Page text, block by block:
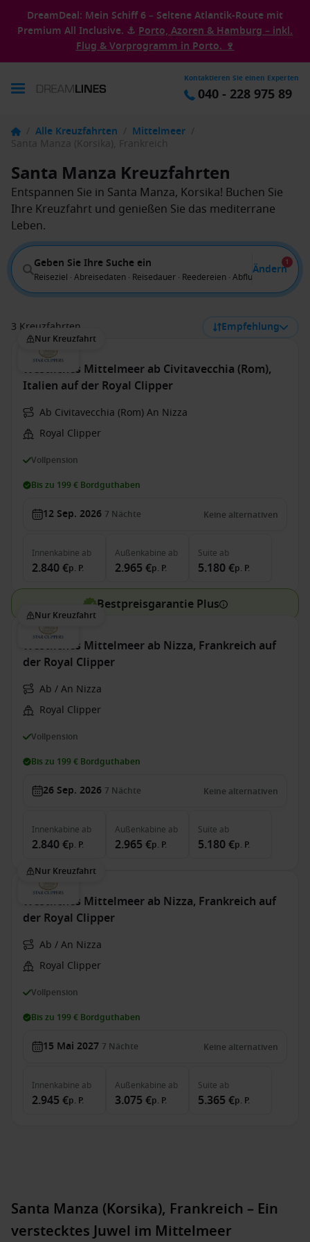
DreamDeal: Mein Schiff 6 – Seltene Atlantik-Route mit
Premium All Inclusive. ⚓ Porto, Azoren & Hamburg – inkl.
Flug & Vorprogramm in Porto. 🍷
Kontaktieren Sie einen Experten
040 - 228 975 89
/ Alle Kreuzfahrten / Mittelmeer /
Santa Manza (Korsika), Frankreich
Santa Manza Kreuzfahrten
Entspannen Sie in Santa Manza, Korsika! Buchen Sie
Ihre Kreuzfahrt und genießen Sie das mediterrane
Leben.
Geben Sie Ihre Suche ein
Reiseziel · Abreisedaten · Reisedauer · Reedereien · Abflug von
Ändern
1
3 Kreuzfahrten Empfehlung
Nur Kreuzfahrt
Westliches Mittelmeer ab Civitavecchia (Rom),
Italien auf der Royal Clipper
Ab Civitavecchia (Rom) An Nizza
Royal Clipper
Vollpension
Bis zu 199 € Bordguthaben
12 Sep. 2026 7 Nächte Keine alternativen
Innenkabine ab
2.840 €p. P.
Außenkabine ab
2.965 €p. P.
Suite ab
5.180 €p. P.
Bestpreisgarantie Plus
Nur Kreuzfahrt
Westliches Mittelmeer ab Nizza, Frankreich auf
der Royal Clipper
Ab / An Nizza
Royal Clipper
Vollpension
Bis zu 199 € Bordguthaben
26 Sep. 2026 7 Nächte Keine alternativen
Innenkabine ab
2.840 €p. P.
Außenkabine ab
2.965 €p. P.
Suite ab
5.180 €p. P.
Nur Kreuzfahrt
Westliches Mittelmeer ab Nizza, Frankreich auf
der Royal Clipper
Ab / An Nizza
Royal Clipper
Vollpension
Bis zu 199 € Bordguthaben
15 Mai 2027 7 Nächte Keine alternativen
Innenkabine ab
2.945 €p. P.
Außenkabine ab
3.075 €p. P.
Suite ab
5.365 €p. P.
Santa Manza (Korsika), Frankreich – Ein
verstecktes Juwel im Mittelmeer